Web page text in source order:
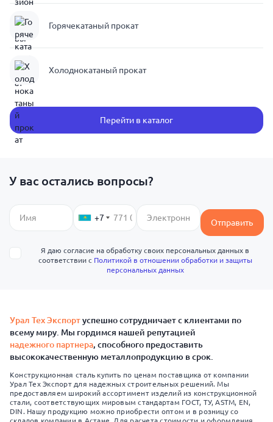
Горячекатаный прокат
Холоднокатаный прокат
Перейти в каталог
У вас остались вопросы?
+7 Отправить
Я даю согласие на обработку своих персональных данных в
соответствии с Политикой в отношении обработки и защиты
персональных данных
Урал Тех Экспортуспешно сотрудничает с клиентами по
всему миру. Мы гордимся нашей репутацией
надежного партнера, способного предоставить
высококачественную металлопродукцию в срок.
Конструкционная сталь купить по ценам поставщика от компании
Урал Тех Экспорт для надежных строительных решений. Мы
предоставляем широкий ассортимент изделий из конструкционной
стали, соответствующих мировым стандартам ГОСТ, ТУ, ASTM, EN,
DIN. Нашу продукцию можно приобрести оптом и в розницу со